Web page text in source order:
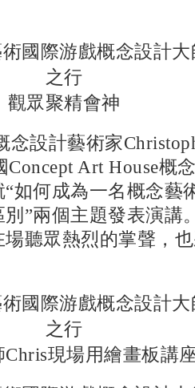
觀眾聚精會神
念設計藝術家
Concept Art House概
如何成為一名概念藝
”兩個主題發表演講
聽眾熱烈的掌聲，
Chris現場用繪畫板講